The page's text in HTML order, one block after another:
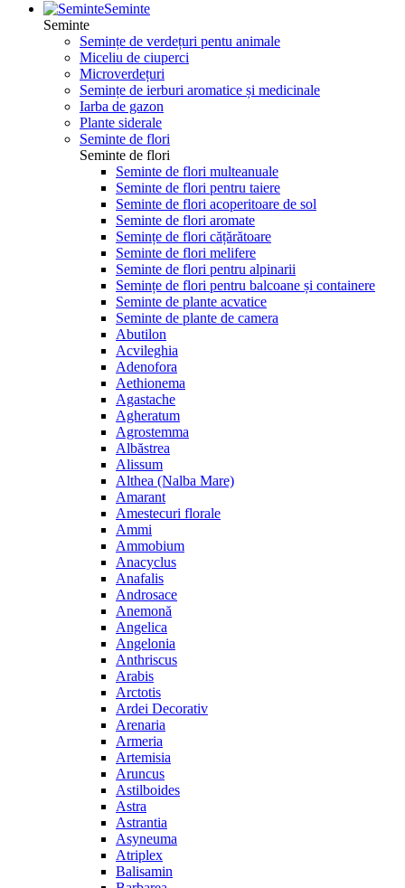
Seminte
Seminte
Semințe de verdețuri pentu animale
Miceliu de ciuperci
Microverdețuri
Semințe de ierburi aromatice și medicinale
Iarba de gazon
Plante siderale
Seminte de flori
Seminte de flori
Seminte de flori multeanuale
Seminte de flori pentru taiere
Seminte de flori acoperitoare de sol
Seminte de flori aromate
Semințe de flori cățărătoare
Seminte de flori melifere
Seminte de flori pentru alpinarii
Semințe de flori pentru balcoane și containere
Seminte de plante acvatice
Seminte de plante de camera
Abutilon
Acvileghia
Adenofora
Aethionema
Agastache
Agheratum
Agrostemma
Albăstrea
Alissum
Althea (Nalba Mare)
Amarant
Amestecuri florale
Ammi
Ammobium
Anacyclus
Anafalis
Androsace
Anemonă
Angelica
Angelonia
Anthriscus
Arabis
Arctotis
Ardei Decorativ
Arenaria
Armeria
Artemisia
Aruncus
Astilboides
Astra
Astrantia
Asyneuma
Atriplex
Balisamin